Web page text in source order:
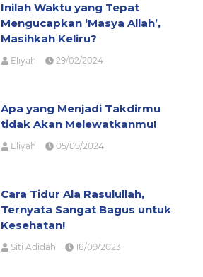
Inilah Waktu yang Tepat
Mengucapkan ‘Masya Allah’,
Masihkah Keliru?
Eliyah 29/02/2024
Apa yang Menjadi Takdirmu
tidak Akan Melewatkanmu!
Eliyah 05/09/2024
Cara Tidur Ala Rasulullah,
Ternyata Sangat Bagus untuk
Kesehatan!
Siti Adidah 18/09/2023